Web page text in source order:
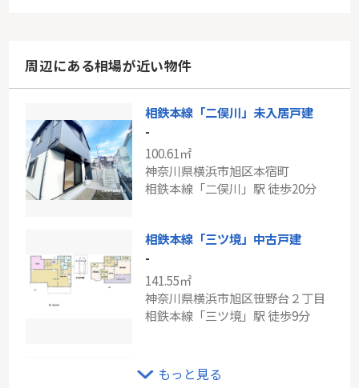
周辺にある相場が近い物件
相鉄本線「二俣川」未入居戸建
-
100.61㎡
神奈川県横浜市旭区本宿町
相鉄本線「二俣川」駅 徒歩20分
相鉄本線「三ツ境」中古戸建
-
141.55㎡
神奈川県横浜市旭区笹野台２丁目
相鉄本線「三ツ境」駅 徒歩9分
相鉄本線「瀬谷」新築戸建
もっと見る